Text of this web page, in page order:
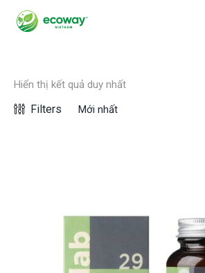
Hiển thị kết quả duy nhất
Filters